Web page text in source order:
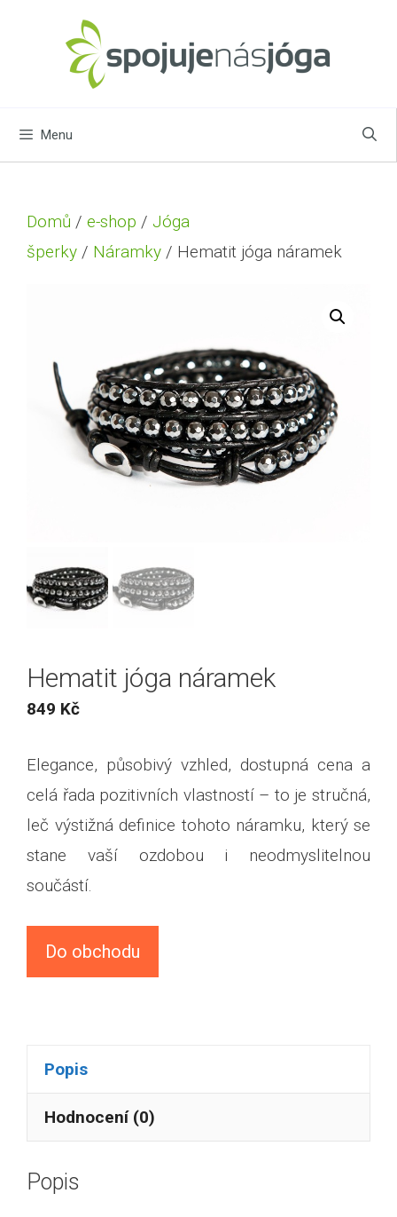
Menu
Domů / e-shop / Jóga
šperky / Náramky / Hematit jóga náramek
Hematit jóga náramek
849 Kč
Elegance, působivý vzhled, dostupná cena a
celá řada pozitivních vlastností – to je stručná,
leč výstižná definice tohoto náramku, který se
stane vaší ozdobou i neodmyslitelnou
součástí.
Do obchodu
Popis
Hodnocení (0)
Popis